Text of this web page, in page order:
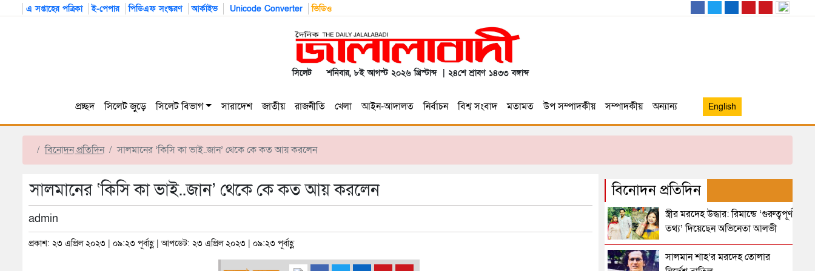
এ সপ্তাহের পত্রিকা ই-পেপার পিডিএফ সংস্করণ আর্কাইভ Unicode Converter ভিডিও
সিলেট শনিবার, ৮ই আগস্ট ২০২৬ খ্রিস্টাব্দ | ২৪শে শ্রাবণ ১৪৩৩ বঙ্গাব্দ
প্রচ্ছদ সিলেট জুড়ে সিলেট বিভাগ সারাদেশ জাতীয় রাজনীতি খেলা আইন-আদালত নির্বাচন বিশ্ব সংবাদ মতামত উপ সম্পাদকীয় সম্পাদকীয় অন্যান্য English
বিনোদন প্রতিদিন সালমানের ‘কিসি কা ভাই..জান’ থেকে কে কত আয় করলেন
সালমানের ‘কিসি কা ভাই..জান’ থেকে কে কত আয় করলেন
admin
প্রকাশ: ২৩ এপ্রিল ২০২৩ | ০৯:২৩ পূর্বাহ্ণ | আপডেট: ২৩ এপ্রিল ২০২৩ | ০৯:২৩ পূর্বাহ্ণ
বিনোদন প্রতিদিন
স্ত্রীর মরদেহ উদ্ধার: রিমান্ডে ‘গুরুত্বপূর্ণ
তথ্য’ দিয়েছেন অভিনেতা আলভী
সালমান শাহ’র মরদেহ তোলার